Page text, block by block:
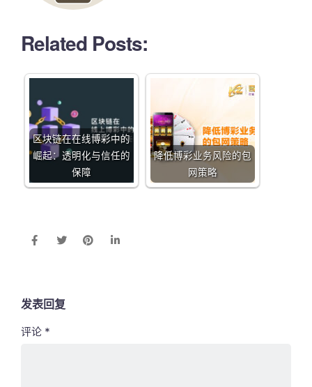
Related Posts:
区块链在在线博彩中的
崛起：透明化与信任的
保障
降低博彩业务风险的包
网策略
发表回复
评论 *